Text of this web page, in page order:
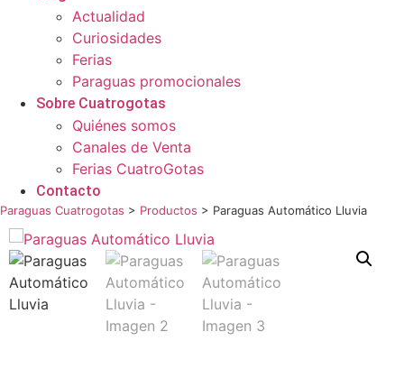
Actualidad
Curiosidades
Ferias
Paraguas promocionales
Sobre Cuatrogotas
Quiénes somos
Canales de Venta
Ferias CuatroGotas
Contacto
Paraguas Cuatrogotas > Productos > Paraguas Automático Lluvia